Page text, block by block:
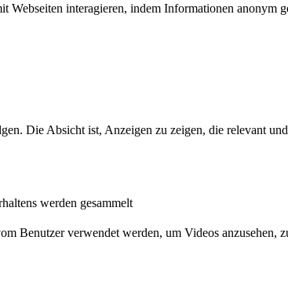
Webseiten interagieren, indem Informationen anonym
Die Absicht ist, Anzeigen zu zeigen, die relevant
werden gesammelt
Benutzer verwendet werden, um Videos anzusehen,